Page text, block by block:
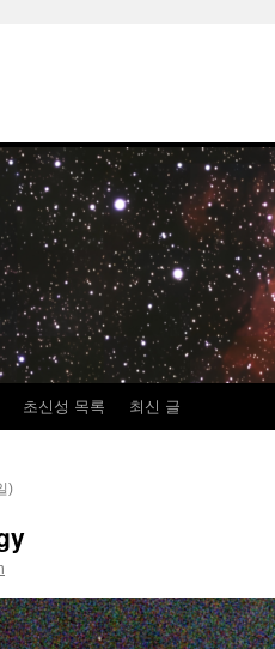
초신성 목록 최신 글
)